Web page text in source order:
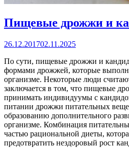
Пищевые дрожжи и
26.12.201702.11.2025
По сути, пищевые дрожжи и
формами дрожжей, которые
организме. Некоторые люди
заключается в том, что пищевые
принимать индивидуумы с
питании дрожжи питательных
образованию дополнительного
организме. Комбинация
частью рациональной диеты,
предотвратить нездоровый рост